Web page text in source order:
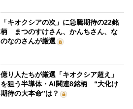
「キオクシアの次」に急騰期待の22銘
柄 まつのすけさん、かんちさん、な
のなのさんが厳選
億り人たちが厳選「キオクシア超え」
を狙う半導体・AI関連8銘柄 “大化け
期待の大本命”は？